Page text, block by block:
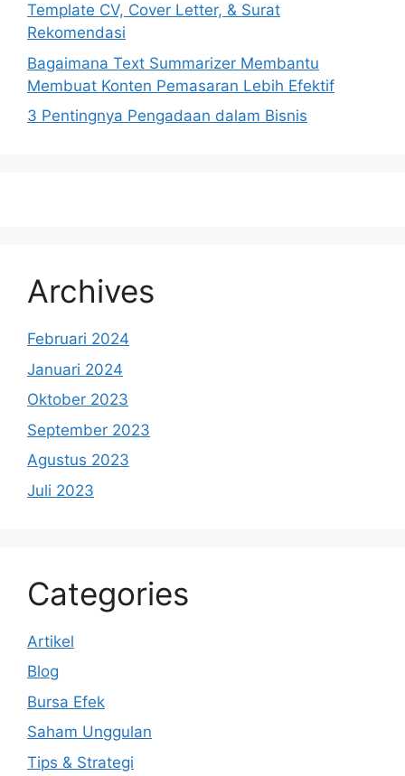
Template CV, Cover Letter, & Surat
Rekomendasi
Bagaimana Text Summarizer Membantu
Membuat Konten Pemasaran Lebih Efektif
3 Pentingnya Pengadaan dalam Bisnis
Archives
Februari 2024
Januari 2024
Oktober 2023
September 2023
Agustus 2023
Juli 2023
Categories
Artikel
Blog
Bursa Efek
Saham Unggulan
Tips & Strategi